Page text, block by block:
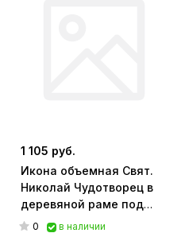
1 105 руб.
Икона объемная Свят.
Николай Чудотворец в
деревяной раме под
стеклом 22*29см.
0
в наличии